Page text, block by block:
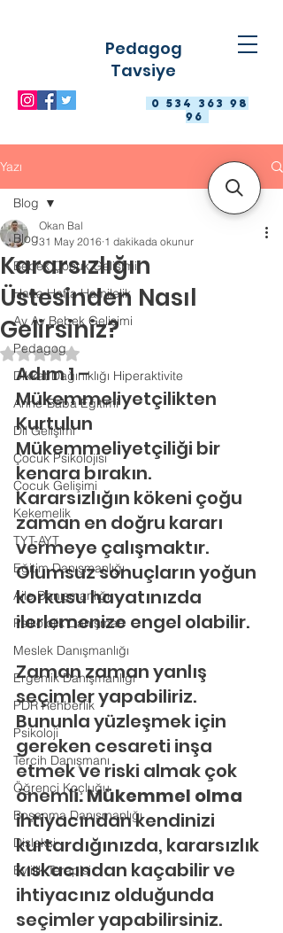
0 534 363 98
96
Pedagog
Tavsiye
Yazı
Blog
Bebek Çocuk Gelişimi
Hafta Hafta Hamilelik
Ay Ay Bebek Gelişimi
Pedagog
Dikkat Dağınıklığı Hiperaktivite
Anne-Baba Eğitimi
Dil Gelişimi
Çocuk Psikolojisi
Çocuk Gelişimi
Kekemelik
TYT-AYT
Eğitim Danışmanlığı
Aile Danışmanlığı
Psikolojik Danışman
Meslek Danışmanlığı
Ergenlik Danışmanlığı
PDR Rehberlik
Psikoloji
Tercih Danışmanı
Öğrenci Koçluğu
Boşanma Danışmanlığı
Disleksi
Evlilik Terapisi
Blog
Kararsızlığın
Üstesinden Nasıl
Gelirsiniz?
Okan Bal
31 May 2016 1 dakikada okunur
5 üzerinden NaN yıldız
Adım 1 –
Mükemmeliyetçilikten
Kurtulun
Mükemmeliyetçiliği bir
kenara bırakın.
Kararsızlığın kökeni çoğu
zaman en doğru kararı
vermeye çalışmaktır.
Olumsuz sonuçların yoğun
korkusu hayatınızda
ilerlemenize engel olabilir.
Zaman zaman yanlış
seçimler yapabiliriz.
Bununla yüzleşmek için
gereken cesareti inşa
etmek ve riski almak çok
önemli. Mükemmel olma
ihtiyacından kendinizi
kurtardığınızda, kararsızlık
kıskacından kaçabilir ve
ihtiyacınız olduğunda
seçimler yapabilirsiniz.